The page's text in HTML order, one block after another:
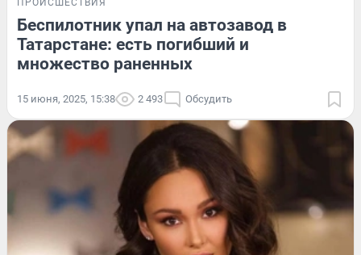
ПРОИСШЕСТВИЯ
Беспилотник упал на автозавод в
Татарстане: есть погибший и
множество раненных
15 июня, 2025, 15:38 2 493 Обсудить